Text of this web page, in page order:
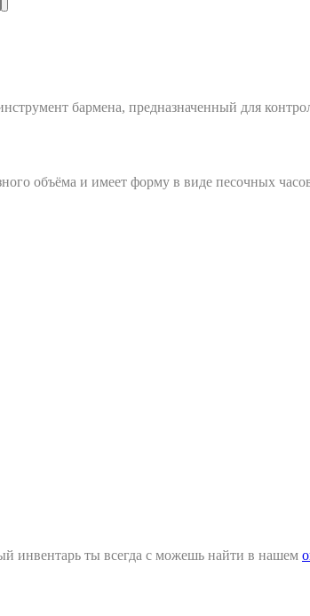
бармена, предназначенный для
объёма и имеет форму в виде песочных
инвентарь ты всегда с можешь найти в нашем